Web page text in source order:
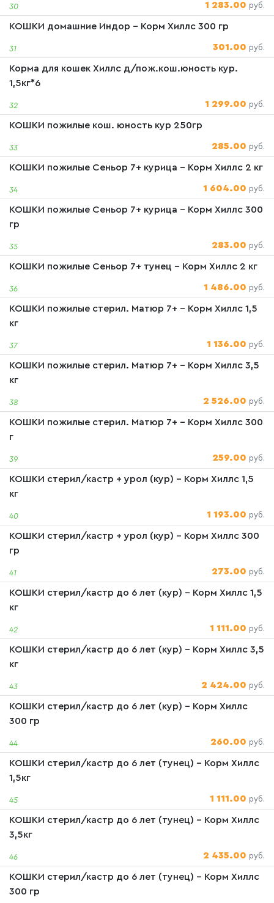
30 1 283.00 руб.
31
КОШКИ домашние Индор - Корм Хиллс 300 гр
301.00 руб.
32
Корма для кошек Хиллс д/пож.кош.юность кур.
1,5кг*6
1 299.00 руб.
33
КОШКИ пожилые кош. юность кур 250гр
285.00 руб.
34
КОШКИ пожилые Сеньор 7+ курица - Корм Хиллс 2 кг
1 604.00 руб.
35
КОШКИ пожилые Сеньор 7+ курица - Корм Хиллс 300
гр
283.00 руб.
36
КОШКИ пожилые Сеньор 7+ тунец - Корм Хиллс 2 кг
1 486.00 руб.
37
КОШКИ пожилые стерил. Матюр 7+ - Корм Хиллс 1,5
кг
1 136.00 руб.
38
КОШКИ пожилые стерил. Матюр 7+ - Корм Хиллс 3,5
кг
2 526.00 руб.
39
КОШКИ пожилые стерил. Матюр 7+ - Корм Хиллс 300
г
259.00 руб.
40
КОШКИ стерил/кастр + урол (кур) - Корм Хиллс 1,5
кг
1 193.00 руб.
41
КОШКИ стерил/кастр + урол (кур) - Корм Хиллс 300
гр
273.00 руб.
42
КОШКИ стерил/кастр до 6 лет (кур) - Корм Хиллс 1,5
кг
1 111.00 руб.
43
КОШКИ стерил/кастр до 6 лет (кур) - Корм Хиллс 3,5
кг
2 424.00 руб.
44
КОШКИ стерил/кастр до 6 лет (кур) - Корм Хиллс
300 гр
260.00 руб.
45
КОШКИ стерил/кастр до 6 лет (тунец) - Корм Хиллс
1,5кг
1 111.00 руб.
46
КОШКИ стерил/кастр до 6 лет (тунец) - Корм Хиллс
3,5кг
2 435.00 руб.
КОШКИ стерил/кастр до 6 лет (тунец) - Корм Хиллс
300 гр